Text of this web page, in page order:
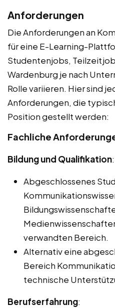
Anforderungen
Die Anforderungen an
für eine E-Learning-
Studentenjobs,
Wardenburg je nach
Rolle variieren. Hier sind
Anforderungen, die
Position gestellt werden:
Fachliche
Bildung und Qualifikation:
Abgeschlossenes
verwandten Bereich.
Alternativ eine
Bereich
technische
Berufserfahrung: